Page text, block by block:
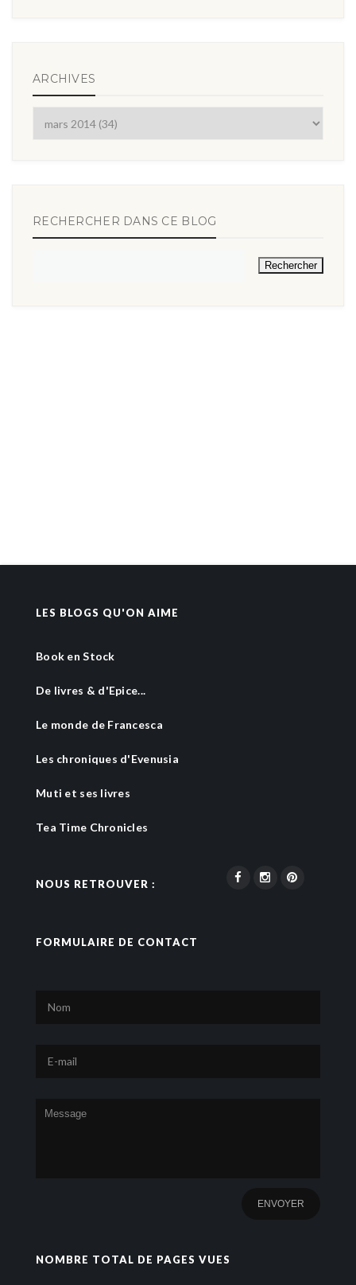
ARCHIVES
RECHERCHER DANS CE BLOG
LES BLOGS QU'ON AIME
Book en Stock
De livres & d'Epice...
Le monde de Francesca
Les chroniques d'Evenusia
Muti et ses livres
Tea Time Chronicles
NOUS RETROUVER :
FORMULAIRE DE CONTACT
NOMBRE TOTAL DE PAGES VUES